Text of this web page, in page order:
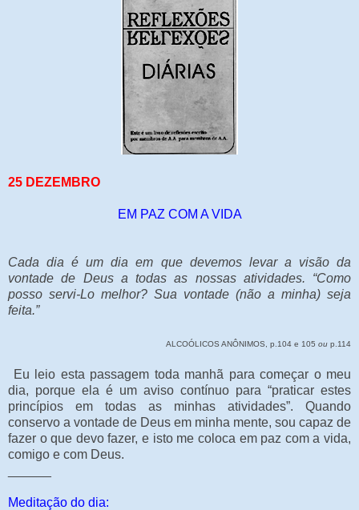
25 DEZEMBRO
EM PAZ COM A VIDA
Cada dia é um dia em que devemos levar a visão da
vontade de Deus a todas as nossas atividades. “Como
posso servi-Lo melhor? Sua vontade (não a minha) seja
feita.”
ALCOÓLICOS ANÔNIMOS, p.104 e 105 ou p.114
Eu leio esta passagem toda manhã para começar o meu
dia, porque ela é um aviso contínuo para “praticar estes
princípios em todas as minhas atividades”. Quando
conservo a vontade de Deus em minha mente, sou capaz de
fazer o que devo fazer, e isto me coloca em paz com a vida,
comigo e com Deus.
Meditação do dia: